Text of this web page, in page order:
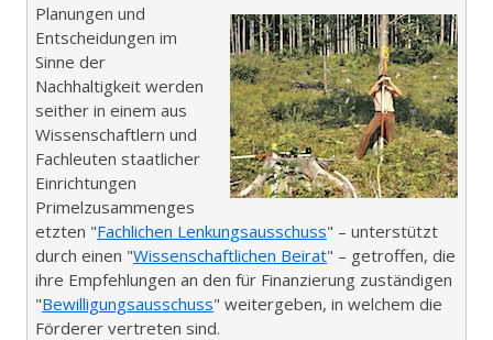
Planungen und
Entscheidungen im
Sinne der
Nachhaltigkeit werden
seither in einem aus
Wissenschaftlern und
Fachleuten staatlicher
Einrichtungen
Primelzusammenges
etzten "Fachlichen Lenkungsausschuss" – unterstützt
durch einen "Wissenschaftlichen Beirat" – getroffen, die
ihre Empfehlungen an den für Finanzierung zuständigen
"Bewilligungsausschuss" weitergeben, in welchem die
Förderer vertreten sind.